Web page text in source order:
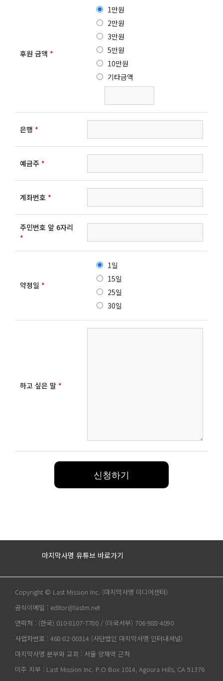
후원 금액 *
1만원
2만원
3만원
5만원
10만원
기타금액
은행 *
예금주 *
계좌번호 *
주민번호 앞 6자리
*
약정일 *
1일
15일
25일
30일
하고 싶은 말 *
마지막사명 유튜브 바로가기
Copyright © Last Mission Inc. (마지막사명 미디어센터)
공식이메일 : editor@lastm.net
연락처 : (한국) 010-8107-7780 / (미국서부) 706-988-4090
사업자번호 : 468-82-00314 (사단법인 마지막사명 인터내셔널)
마지막사명 본부와 교회 : 서울 양재역 근처
미주 지부 : Last Mission Inc. P.O Box 1014, Agoura Hills, CA 91376